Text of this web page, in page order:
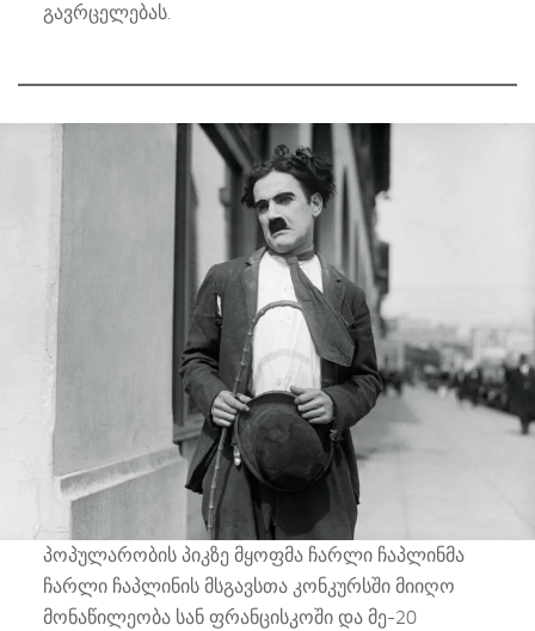
გავრცელებას.
პოპულარობის პიკზე მყოფმა ჩარლი ჩაპლინმა
ჩარლი ჩაპლინის მსგავსთა კონკურსში მიიღო
მონაწილეობა სან ფრანცისკოში და მე-20